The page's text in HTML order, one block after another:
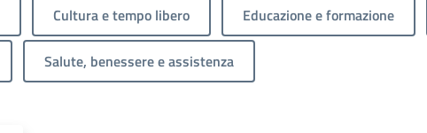
Cultura e tempo libero Educazione e formazione
Salute, benessere e assistenza